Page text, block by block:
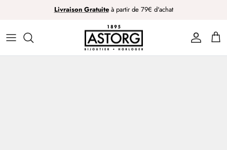
Livraison Gratuiteà partir de 79€ d'achat